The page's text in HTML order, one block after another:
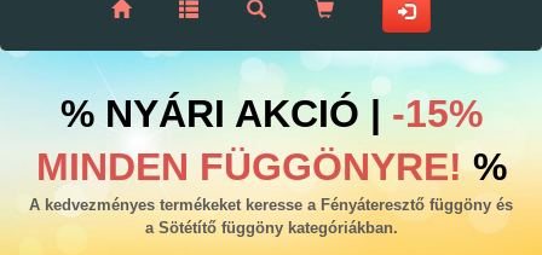
% NYÁRI AKCIÓ | -15%
MINDEN FÜGGÖNYRE!%
A kedvezményes termékeket keresse a Fényáteresztő függöny és
a Sötétítő függöny kategóriákban.